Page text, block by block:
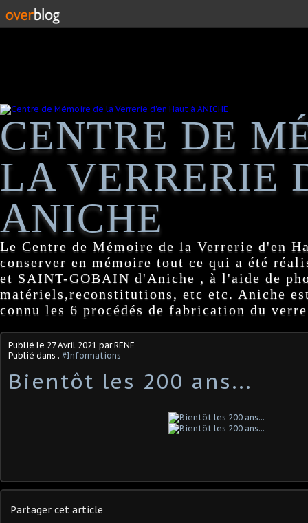
CENTRE DE
LA VERRERIE
ANICHE
Le Centre de Mémoire de la Verrerie d'en
conserver en mémoire tout ce qui a été
et SAINT-GOBAIN d'Aniche , à l'aide de
matériels,reconstitutions, etc etc. Aniche
connu les 6 procédés de fabrication du
Publié le 27 Avril 2021 par RENE
Publié dans : #Informations
Bientôt les 200 ans...
Partager cet article